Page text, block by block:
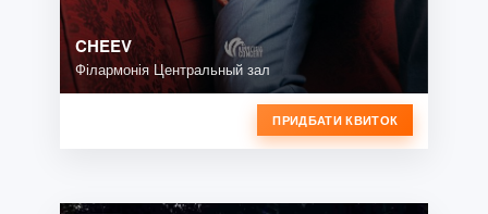
CHEEV
Філармонія Центральный зал
ПРИДБАТИ КВИТОК